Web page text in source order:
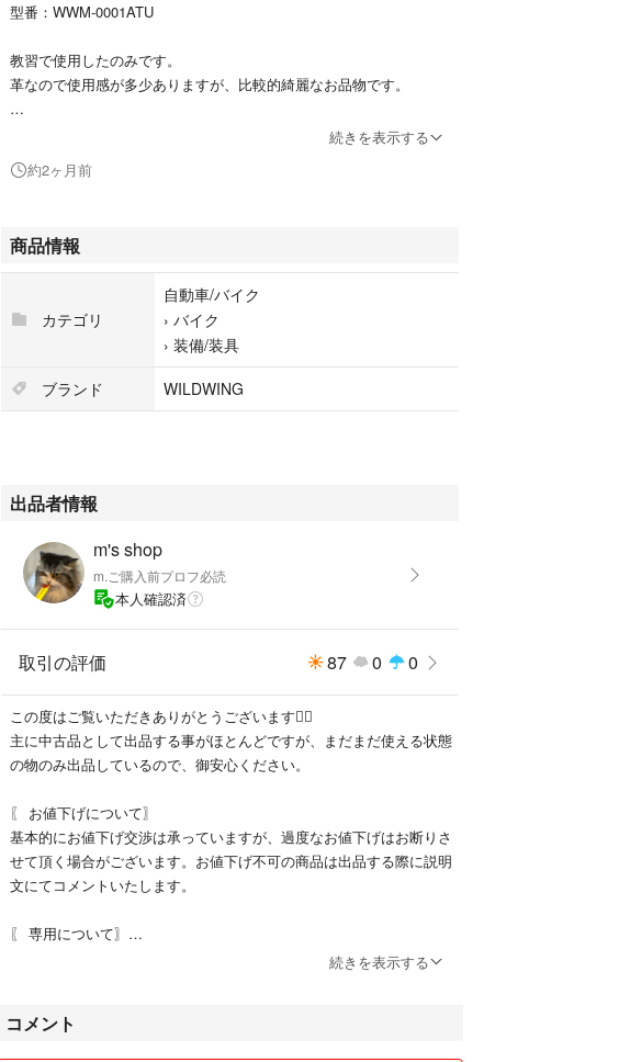
型番：WWM-0001ATU
教習で使用したのみです。
革なので使用感が多少ありますが、比較的綺麗なお品物です。
#自動車/バイク
続きを表示する
約2ヶ月前
商品情報
カテゴリ
自動車/バイク
› バイク
› 装備/装具
ブランド
WILDWING
出品者情報
m's shop
m.ご購入前プロフ必読
本人確認済
取引の評価 87 0 0
この度はご覧いただきありがとうございます🙇‍♀️
主に中古品として出品する事がほとんどですが、まだまだ使える状態
の物のみ出品しているので、御安心ください。
〖 お値下げについて〗
基本的にお値下げ交渉は承っていますが、過度なお値下げはお断りさ
せて頂く場合がございます。お値下げ不可の商品は出品する際に説明
文にてコメントいたします。
〖 専用について〗
専用はお作りしていません。希望金額のお値下げ後、他の方に購入さ
いかお伺いしますのでその時間に合わせてのご購入お願い致します。
続きを表示する
コメント